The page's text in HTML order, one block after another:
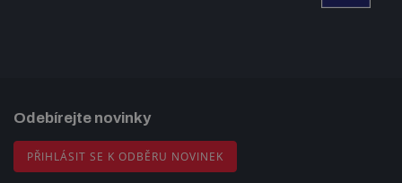
Odebírejte novinky
PŘIHLÁSIT SE K ODBĚRU NOVINEK